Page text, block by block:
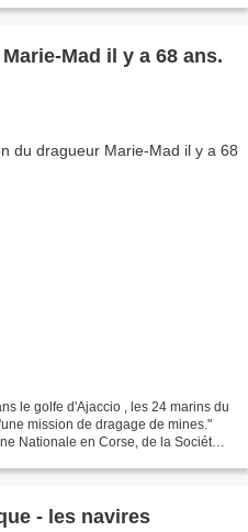
Mad il y a 68 ans.
le golfe d'Ajaccio , les 24 marins du
mission de dragage de mines."
Nationale en Corse, de la Société
- les navires